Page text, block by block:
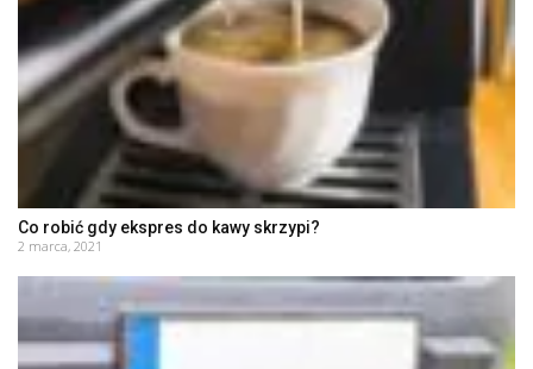
Co robić gdy ekspres do kawy skrzypi?
2 marca, 2021